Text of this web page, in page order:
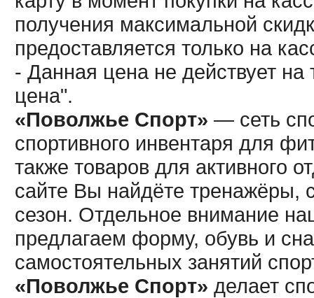
получения максимальной
предоставляется только на
- Данная цена не действует
цена".
«Поволжье Спорт» — сеть
спортивного инвентаря для
также товаров для активного
сайте Вы найдёте тренажёры,
сезон. Отдельное внимание
предлагаем форму, обувь и
самостоятельных занятий
«Поволжье Спорт» делает